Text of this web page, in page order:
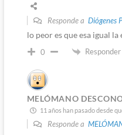
Responde a Diógenes
lo peor es que esa igual la
0 Responder
MELÓMANO
11 años han pasado desde
Responde a